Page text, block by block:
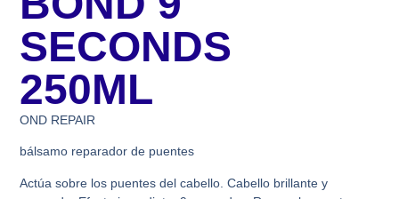
SECONDS
250ML
OND REPAIR
bálsamo reparador de puentes
Actúa sobre los puentes del cabello. Cabello brillante y